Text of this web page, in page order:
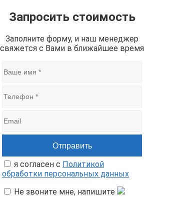
Запросить стоимость
Заполните форму, и наш менеджер
свяжется с Вами в ближайшее время
я согласен с Политикой
обработки персональных данных
Не звоните мне, напишите